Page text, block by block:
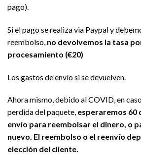
pago).
Si el pago se realiza via Paypal y
reembolso, no devolvemos la tasa
procesamiento (€20)
Los gastos de envío si se devuelven.
Ahora mismo, debido al COVID, en
perdida del paquete, esperaremos 60
envío para reembolsar el dinero, o
nuevo. El reembolso o el reenvío
elección del cliente.